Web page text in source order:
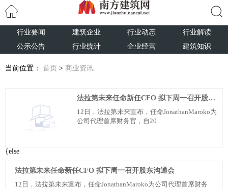
行业要闻 建筑企业 行业动态
行业解读
公示公告
行业统计 企业经营 建筑知识
当前位置： 首页 > 商业资讯
法拉第未来任命新任CFO 拟下周一召开股东沟通会
12日，法拉第未来宣布，任命JonathanMaroko为
公司代理首席财务官，自20
{else
法拉第未来任命新任CFO 拟下周一召开股东沟通会
12日，法拉第未来宣布，任命JonathanMaroko为公司代理首席财务